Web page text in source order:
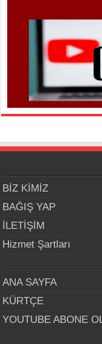
BİZ KİMİZ
BAĞIŞ YAP
İLETİŞİM
Hizmet Şartları
ANA SAYFA
KÜRTÇE
YOUTUBE ABONE